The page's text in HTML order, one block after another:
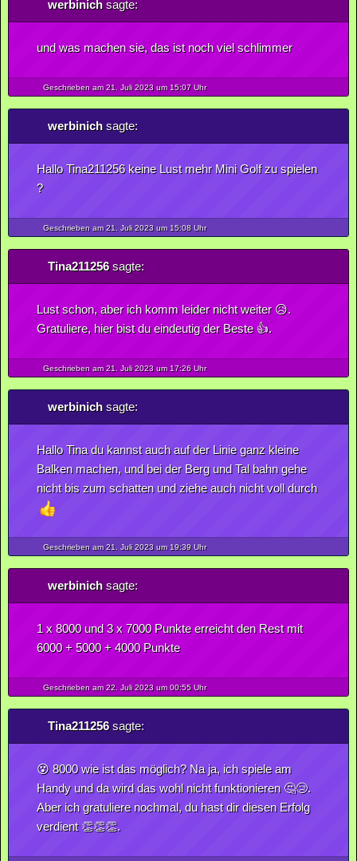
werbinichsagte:
und was machen sie, das ist noch viel schlimmer
Geschrieben am 21. Juli2023um 15:07 Uhr
werbinichsagte:
Hallo Tina211256 keine Lust mehr Mini Golf zu spielen
?
Geschrieben am 21. Juli2023um 15:08 Uhr
Tina211256sagte:
Lust schon, aber ich komm leider nicht weiter 😥.
Gratuliere, hier bist du eindeutig der Beste 👍.
Geschrieben am 21. Juli2023um 17:26 Uhr
werbinichsagte:
Hallo Tina du kannst auch auf der Linie ganz kleine
Balken machen, und bei der Berg und Tal bahn gehe
nicht bis zum schatten und ziehe auch nicht voll durch
Geschrieben am 21. Juli2023um 19:39 Uhr
werbinichsagte:
1 x 8000 und 3 x 7000 Punkte erreicht den Rest mit
6000 + 5000 + 4000 Punkte
Geschrieben am 22. Juli2023um 00:55 Uhr
Tina211256sagte:
😵 8000 wie ist das möglich? Na ja, ich spiele am
Handy und da wird das wohl nicht funktionieren 🤔😢.
Aber ich gratuliere nochmal, du hast dir diesen Erfolg
verdient 👏👏👏.